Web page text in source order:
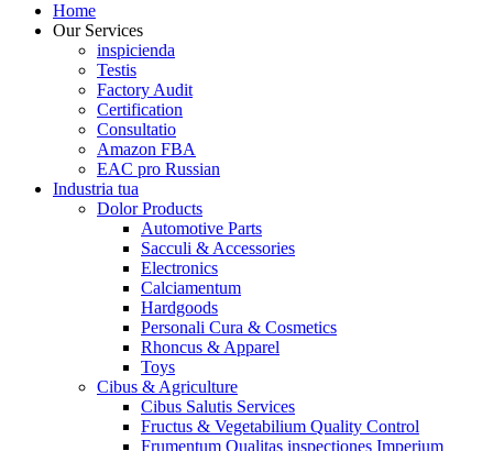
Home
Our Services
inspicienda
Testis
Factory Audit
Certification
Consultatio
Amazon FBA
EAC pro Russian
Industria tua
Dolor Products
Automotive Parts
Sacculi & Accessories
Electronics
Calciamentum
Hardgoods
Personali Cura & Cosmetics
Rhoncus & Apparel
Toys
Cibus & Agriculture
Cibus Salutis Services
Fructus & Vegetabilium Quality Control
Frumentum Qualitas inspectiones Imperium